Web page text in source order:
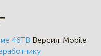
46ТВ Версия: Mobile